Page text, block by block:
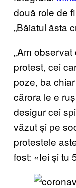
două role de
„Băiatul ăsta
„Am
protest, cei
poze, ba
cărora le e
desigur cei
văzut și pe
protestele
fost: «Iei și tu